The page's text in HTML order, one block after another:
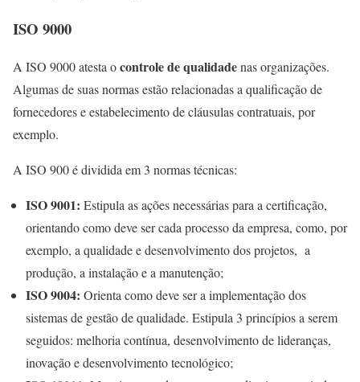
ISO 9000
A ISO 9000 atesta ocontrole de qualidadenas organizações.
Algumas de suas normas estão relacionadas a qualificação de
fornecedores e estabelecimento de cláusulas contratuais, por
exemplo.
A ISO 900 é dividida em 3 normas técnicas:
ISO 9001: Estipula as ações necessárias para a certificação,
orientando como deve ser cada processo da empresa, como, por
exemplo, a qualidade e desenvolvimento dos projetos, a
produção, a instalação e a manutenção;
ISO 9004: Orienta como deve ser a implementação dos
sistemas de gestão de qualidade. Estipula 3 princípios a serem
seguidos: melhoria contínua, desenvolvimento de lideranças,
inovação e desenvolvimento tecnológico;